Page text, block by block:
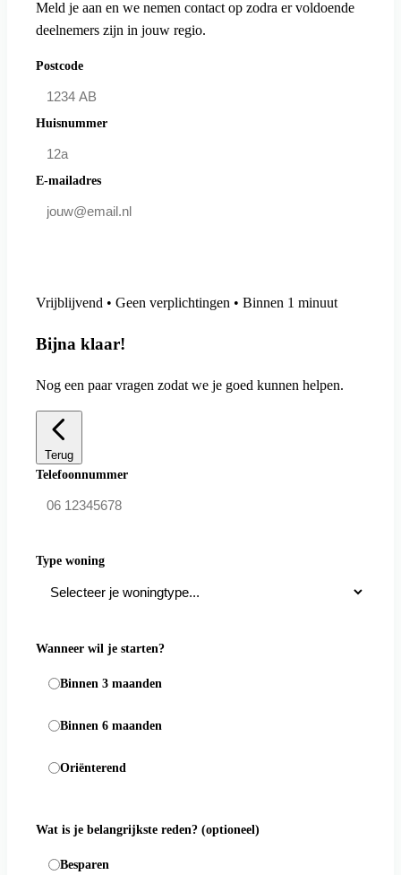
Meld je aan en we nemen contact op zodra er voldoende
deelnemers zijn in jouw regio.
Postcode
Huisnummer
E-mailadres
Vrijblijvend • Geen verplichtingen • Binnen 1 minuut
Bijna klaar!
Nog een paar vragen zodat we je goed kunnen helpen.
Terug
Telefoonnummer
Type woning
Wanneer wil je starten?
Binnen 3 maanden
Binnen 6 maanden
Oriënterend
Wat is je belangrijkste reden? (optioneel)
Besparen